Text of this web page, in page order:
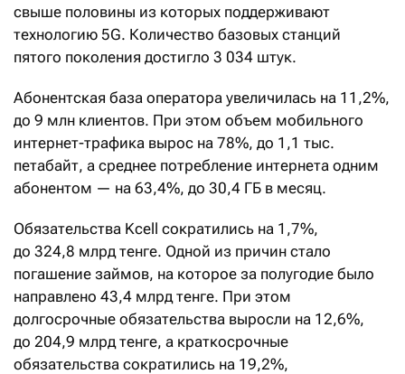
свыше половины из которых поддерживают
технологию 5G. Количество базовых станций
пятого поколения достигло 3 034 штук.
Абонентская база оператора увеличилась на 11,2%,
до 9 млн клиентов. При этом объем мобильного
интернет-трафика вырос на 78%, до 1,1 тыс.
петабайт, а среднее потребление интернета одним
абонентом — на 63,4%, до 30,4 ГБ в месяц.
Обязательства Kcell сократились на 1,7%,
до 324,8 млрд тенге. Одной из причин стало
погашение займов, на которое за полугодие было
направлено 43,4 млрд тенге. При этом
долгосрочные обязательства выросли на 12,6%,
до 204,9 млрд тенге, а краткосрочные
обязательства сократились на 19,2%,